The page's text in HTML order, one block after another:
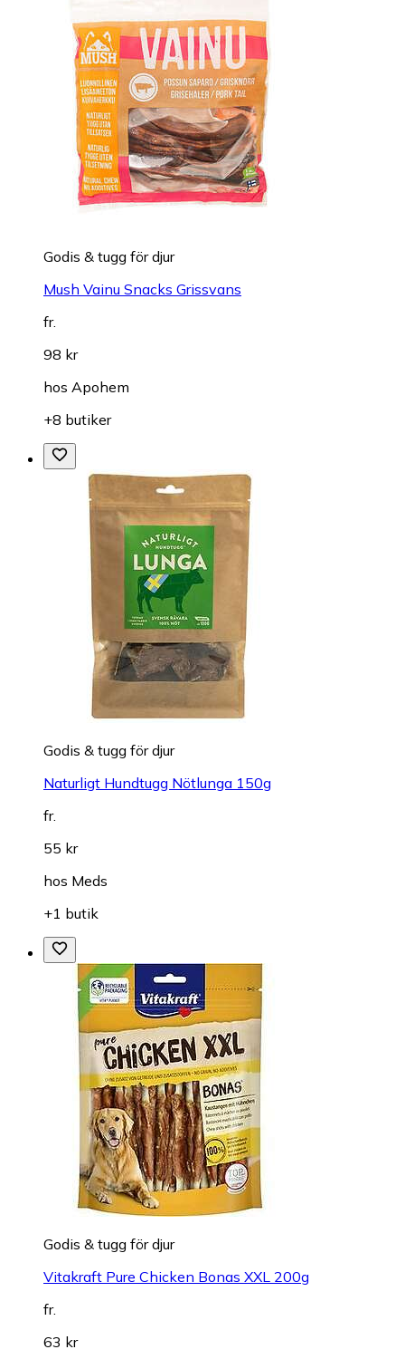
Godis & tugg för djur
Mush Vainu Snacks Grissvans
fr.
98 kr
hos Apohem
+8 butiker
Godis & tugg för djur
Naturligt Hundtugg Nötlunga 150g
fr.
55 kr
hos Meds
+1 butik
Godis & tugg för djur
Vitakraft Pure Chicken Bonas XXL 200g
fr.
63 kr